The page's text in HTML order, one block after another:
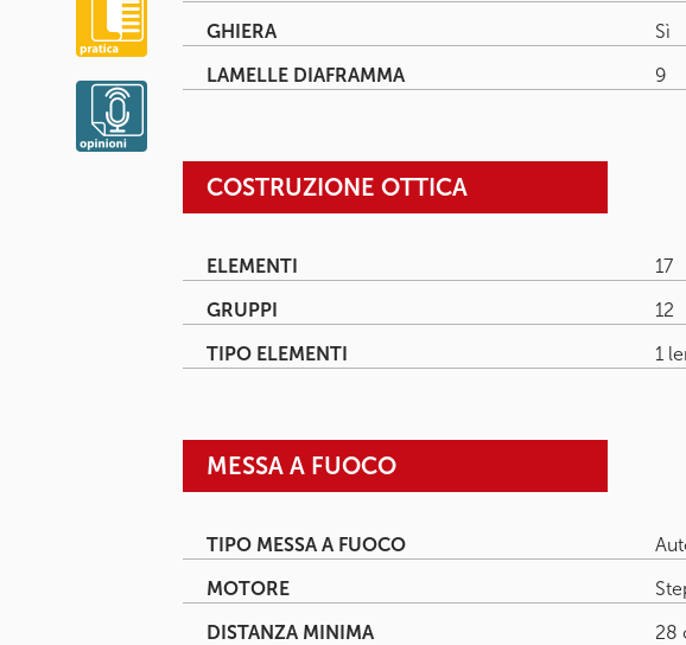
GHIERA
Sì
LAMELLE DIAFRAMMA
9
COSTRUZIONE OTTICA
ELEMENTI
17
GRUPPI
12
TIPO ELEMENTI
1
MESSA A FUOCO
TIPO MESSA A FUOCO
MOTORE
DISTANZA MINIMA
28